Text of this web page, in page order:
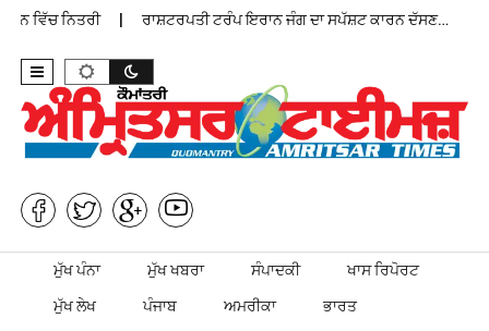
ਵਿੱਚ ਨਿਤਰੀ ਰਾਸ਼ਟਰਪਤੀ ਟਰੰਪ ਇਰਾਨ ਜੰਗ ਦਾ ਸਪੱਸ਼ਟ ਕਾਰਨ ਦੱਸਣ…
Skip to content
ਮੁੱਖ ਪੰਨਾ ਮੁੱਖ ਖਬਰਾ ਸੰਪਾਦਕੀ ਖਾਸ ਰਿਪੋਰਟ
ਮੁੱਖ ਲੇਖ ਪੰਜਾਬ ਅਮਰੀਕਾ ਭਾਰਤ